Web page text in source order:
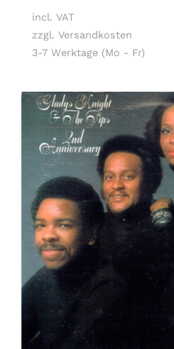
incl. VAT
zzgl. Versandkosten
3-7 Werktage (Mo - Fr)